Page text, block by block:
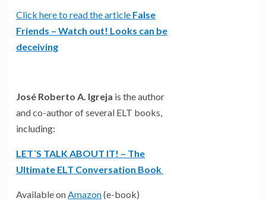
Click here to read the article False
Friends – Watch out! Looks can be
deceiving
José Roberto A. Igreja is the author
and co-author of several ELT books,
including:
LET´S TALK ABOUT IT! – The
Ultimate ELT Conversation Book
Available onAmazon(e-book)